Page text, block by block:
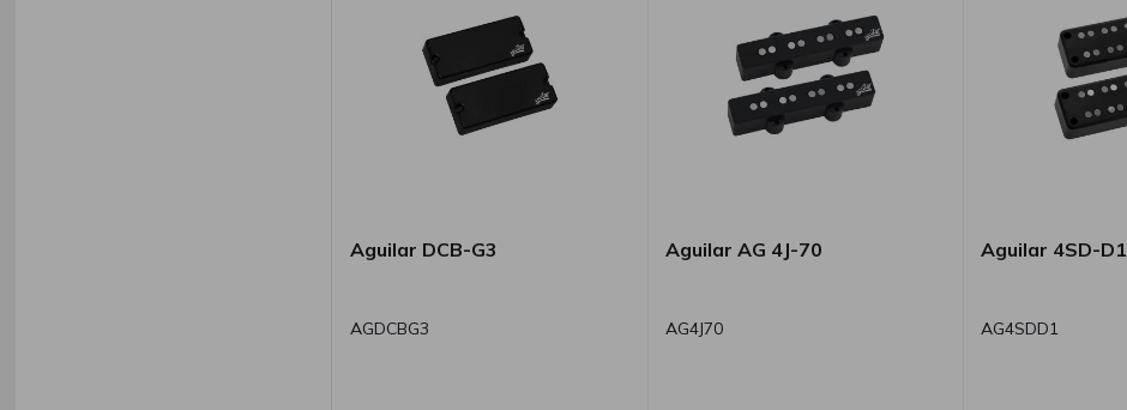
Aguilar DCB-G3
AGDCBG3
Aguilar AG 4J-70
AG4J70
Aguilar 4SD-D1
AG4SDD1